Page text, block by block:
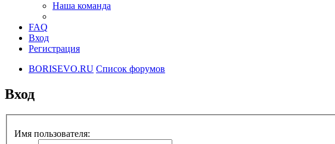
Наша команда
FAQ
Вход
Регистрация
BORISEVO.RU Список форумов
Вход
Имя пользователя: